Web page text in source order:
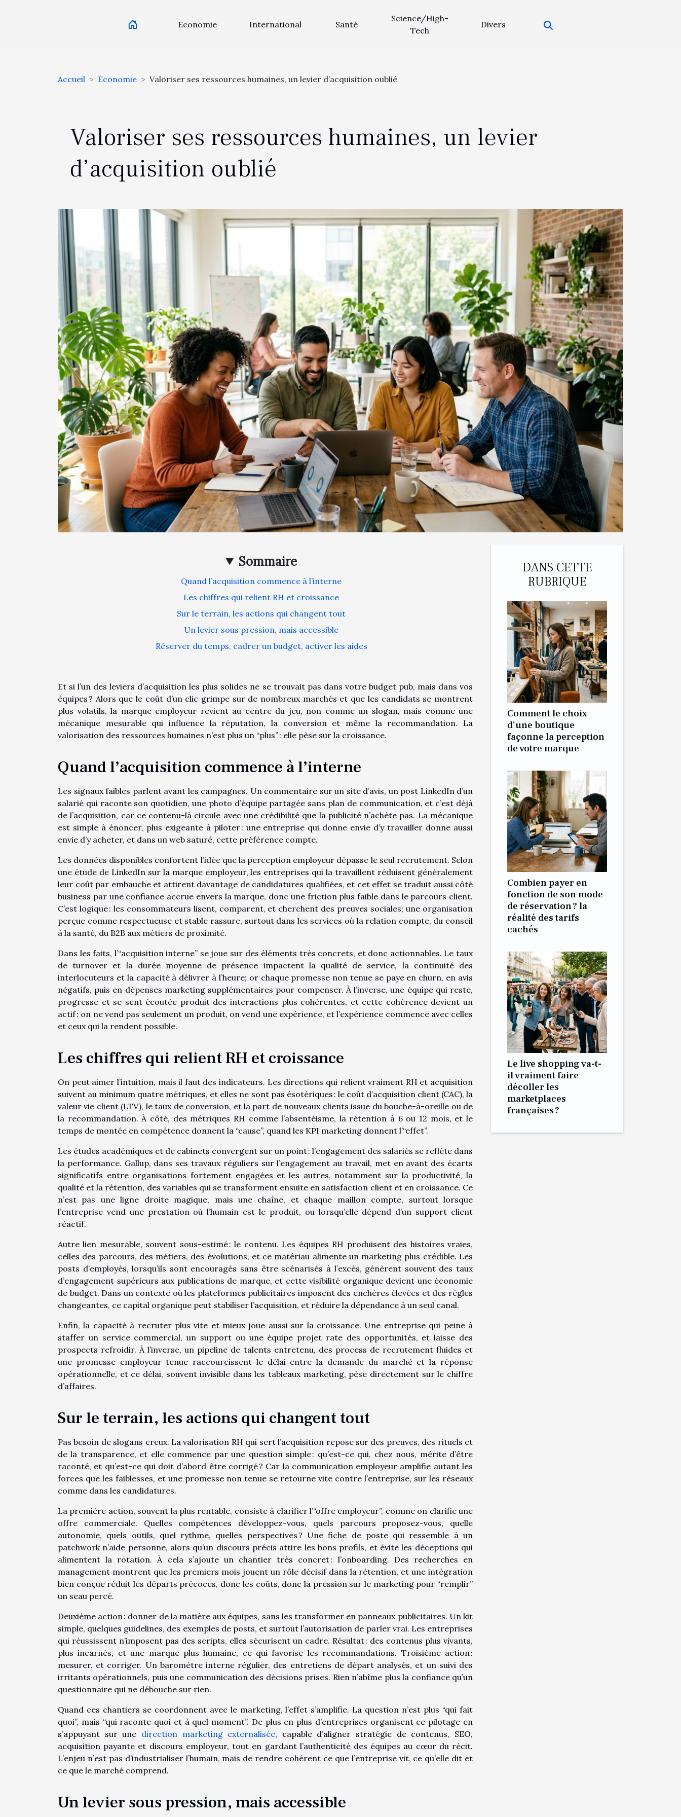
Economie International Santé
Science/High-
Tech
Divers
Accueil Economie Valoriser ses ressources humaines, un levier d’acquisition oublié
Valoriser ses ressources humaines, un levier
d’acquisition oublié
Sommaire
Quand l’acquisition commence à l’interne
Les chiffres qui relient RH et croissance
Sur le terrain, les actions qui changent tout
Un levier sous pression, mais accessible
Réserver du temps, cadrer un budget, activer les aides
Et si l’un des leviers d’acquisition les plus solides ne se trouvait pas dans votre budget pub, mais dans vos
équipes ? Alors que le coût d’un clic grimpe sur de nombreux marchés et que les candidats se montrent
plus volatils, la marque employeur revient au centre du jeu, non comme un slogan, mais comme une
mécanique mesurable qui influence la réputation, la conversion et même la recommandation. La
valorisation des ressources humaines n’est plus un “plus” : elle pèse sur la croissance.
Quand l’acquisition commence à l’interne
Les signaux faibles parlent avant les campagnes. Un commentaire sur un site d’avis, un post LinkedIn d’un
salarié qui raconte son quotidien, une photo d’équipe partagée sans plan de communication, et c’est déjà
de l’acquisition, car ce contenu-là circule avec une crédibilité que la publicité n’achète pas. La mécanique
est simple à énoncer, plus exigeante à piloter : une entreprise qui donne envie d’y travailler donne aussi
envie d’y acheter, et dans un web saturé, cette préférence compte.
Les données disponibles confortent l’idée que la perception employeur dépasse le seul recrutement. Selon
une étude de LinkedIn sur la marque employeur, les entreprises qui la travaillent réduisent généralement
leur coût par embauche et attirent davantage de candidatures qualifiées, et cet effet se traduit aussi côté
business par une confiance accrue envers la marque, donc une friction plus faible dans le parcours client.
C’est logique : les consommateurs lisent, comparent, et cherchent des preuves sociales; une organisation
perçue comme respectueuse et stable rassure, surtout dans les services où la relation compte, du conseil
à la santé, du B2B aux métiers de proximité.
Dans les faits, l’“acquisition interne” se joue sur des éléments très concrets, et donc actionnables. Le taux
de turnover et la durée moyenne de présence impactent la qualité de service, la continuité des
interlocuteurs et la capacité à délivrer à l’heure; or chaque promesse non tenue se paye en churn, en avis
négatifs, puis en dépenses marketing supplémentaires pour compenser. À l’inverse, une équipe qui reste,
progresse et se sent écoutée produit des interactions plus cohérentes, et cette cohérence devient un
actif : on ne vend pas seulement un produit, on vend une expérience, et l’expérience commence avec celles
et ceux qui la rendent possible.
Les chiffres qui relient RH et croissance
On peut aimer l’intuition, mais il faut des indicateurs. Les directions qui relient vraiment RH et acquisition
suivent au minimum quatre métriques, et elles ne sont pas ésotériques : le coût d’acquisition client (CAC), la
valeur vie client (LTV), le taux de conversion, et la part de nouveaux clients issue du bouche-à-oreille ou de
la recommandation. À côté, des métriques RH comme l’absentéisme, la rétention à 6 ou 12 mois, et le
temps de montée en compétence donnent la “cause”, quand les KPI marketing donnent l’“effet”.
Les études académiques et de cabinets convergent sur un point : l’engagement des salariés se reflète dans
la performance. Gallup, dans ses travaux réguliers sur l’engagement au travail, met en avant des écarts
significatifs entre organisations fortement engagées et les autres, notamment sur la productivité, la
qualité et la rétention, des variables qui se transforment ensuite en satisfaction client et en croissance. Ce
n’est pas une ligne droite magique, mais une chaîne, et chaque maillon compte, surtout lorsque
l’entreprise vend une prestation où l’humain est le produit, ou lorsqu’elle dépend d’un support client
réactif.
Autre lien mesurable, souvent sous-estimé : le contenu. Les équipes RH produisent des histoires vraies,
celles des parcours, des métiers, des évolutions, et ce matériau alimente un marketing plus crédible. Les
posts d’employés, lorsqu’ils sont encouragés sans être scénarisés à l’excès, génèrent souvent des taux
d’engagement supérieurs aux publications de marque, et cette visibilité organique devient une économie
de budget. Dans un contexte où les plateformes publicitaires imposent des enchères élevées et des règles
changeantes, ce capital organique peut stabiliser l’acquisition, et réduire la dépendance à un seul canal.
Enfin, la capacité à recruter plus vite et mieux joue aussi sur la croissance. Une entreprise qui peine à
staffer un service commercial, un support ou une équipe projet rate des opportunités, et laisse des
prospects refroidir. À l’inverse, un pipeline de talents entretenu, des process de recrutement fluides et
une promesse employeur tenue raccourcissent le délai entre la demande du marché et la réponse
opérationnelle, et ce délai, souvent invisible dans les tableaux marketing, pèse directement sur le chiffre
d’affaires.
Sur le terrain, les actions qui changent tout
Pas besoin de slogans creux. La valorisation RH qui sert l’acquisition repose sur des preuves, des rituels et
de la transparence, et elle commence par une question simple : qu’est-ce qui, chez nous, mérite d’être
raconté, et qu’est-ce qui doit d’abord être corrigé ? Car la communication employeur amplifie autant les
forces que les faiblesses, et une promesse non tenue se retourne vite contre l’entreprise, sur les réseaux
comme dans les candidatures.
La première action, souvent la plus rentable, consiste à clarifier l’“offre employeur”, comme on clarifie une
offre commerciale. Quelles compétences développez-vous, quels parcours proposez-vous, quelle
autonomie, quels outils, quel rythme, quelles perspectives ? Une fiche de poste qui ressemble à un
patchwork n’aide personne, alors qu’un discours précis attire les bons profils, et évite les déceptions qui
alimentent la rotation. À cela s’ajoute un chantier très concret : l’onboarding. Des recherches en
management montrent que les premiers mois jouent un rôle décisif dans la rétention, et une intégration
bien conçue réduit les départs précoces, donc les coûts, donc la pression sur le marketing pour “remplir”
un seau percé.
Deuxième action : donner de la matière aux équipes, sans les transformer en panneaux publicitaires. Un kit
simple, quelques guidelines, des exemples de posts, et surtout l’autorisation de parler vrai. Les entreprises
qui réussissent n’imposent pas des scripts, elles sécurisent un cadre. Résultat : des contenus plus vivants,
plus incarnés, et une marque plus humaine, ce qui favorise les recommandations. Troisième action :
mesurer, et corriger. Un baromètre interne régulier, des entretiens de départ analysés, et un suivi des
irritants opérationnels, puis une communication des décisions prises. Rien n’abîme plus la confiance qu’un
questionnaire qui ne débouche sur rien.
Quand ces chantiers se coordonnent avec le marketing, l’effet s’amplifie. La question n’est plus “qui fait
quoi”, mais “qui raconte quoi et à quel moment”. De plus en plus d’entreprises organisent ce pilotage en
s’appuyant sur une direction marketing externalisée, capable d’aligner stratégie de contenus, SEO,
acquisition payante et discours employeur, tout en gardant l’authenticité des équipes au cœur du récit.
L’enjeu n’est pas d’industrialiser l’humain, mais de rendre cohérent ce que l’entreprise vit, ce qu’elle dit et
ce que le marché comprend.
Un levier sous pression, mais accessible
DANS CETTE
RUBRIQUE
Comment le choix
d’une boutique
façonne la perception
de votre marque
Combien payer en
fonction de son mode
de réservation ? la
réalité des tarifs
cachés
Le live shopping va-t-
il vraiment faire
décoller les
marketplaces
françaises ?